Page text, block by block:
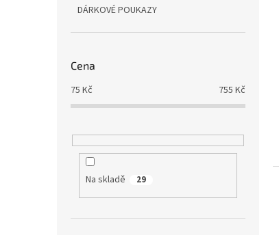
DÁRKOVÉ POUKAZY
Cena
75 Kč 755 Kč
Na skladě 29